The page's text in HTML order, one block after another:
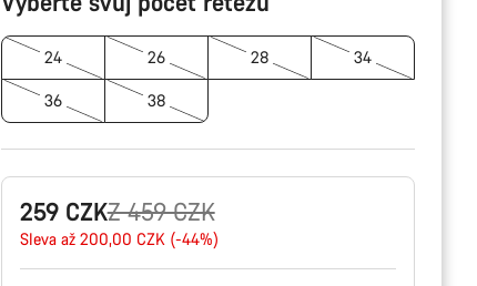
24 26 28 34
36 38
259 CZK
Původní
cena
Z 459 CZK
Sleva až 200,00 CZK (-44%)